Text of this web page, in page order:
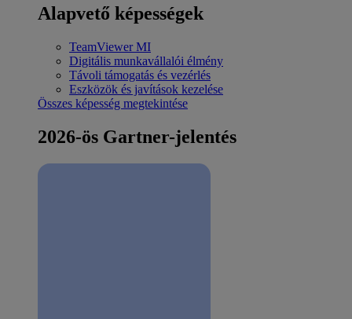
Alapvető képességek
TeamViewer MI
Digitális munkavállalói élmény
Távoli támogatás és vezérlés
Eszközök és javítások kezelése
Összes képesség megtekintése
2026-ös Gartner-jelentés